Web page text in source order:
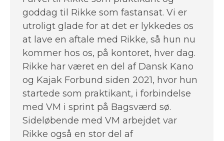
goddag til Rikke som fastansat. Vi er
utroligt glade for at det er lykkedes os
at lave en aftale med Rikke, så hun nu
kommer hos os, på kontoret, hver dag.
Rikke har været en del af Dansk Kano
og Kajak Forbund siden 2021, hvor hun
startede som praktikant, i forbindelse
med VM i sprint på Bagsværd sø.
Sideløbende med VM arbejdet var
Rikke også en stor del af